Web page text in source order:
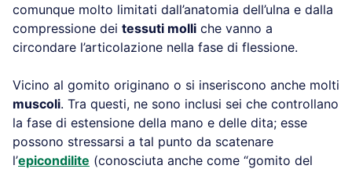
comunque molto limitati dall’anatomia dell’ulna e dalla
compressione dei tessuti molli che vanno a
circondare l’articolazione nella fase di flessione.
Vicino al gomito originano o si inseriscono anche molti
muscoli. Tra questi, ne sono inclusi sei che controllano
la fase di estensione della mano e delle dita; esse
possono stressarsi a tal punto da scatenare
l’epicondilite (conosciuta anche come “gomito del